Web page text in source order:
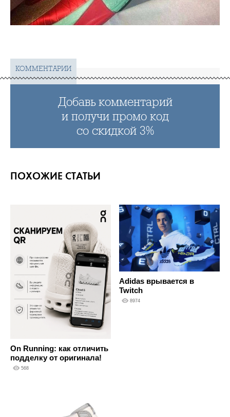
КОММЕНТАРИИ
Добавь комментарий
и получи промо код
со скидкой 3%
ПОХОЖИЕ СТАТЬИ
On Running: как отличить
подделку от оригинала!
568
Adidas врывается в
Twitch
8974